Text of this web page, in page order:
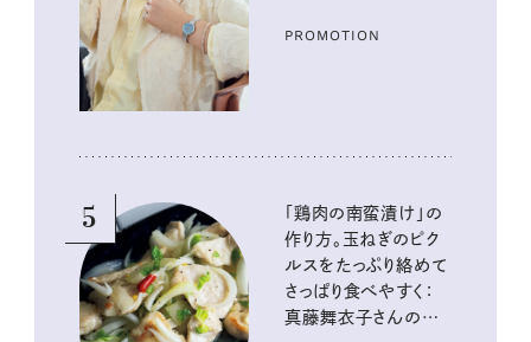
PROMOTION
5
「鶏肉の南蛮漬け」の
作り方。玉ねぎのピク
ルスをたっぷり絡めて
さっぱり食べやすく：
真藤舞衣子さんの発